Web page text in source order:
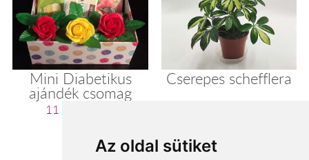
Az oldal sütiket
Mini Diabetikus
ajándék csomag
11 200 Ft-tól
Cserepes schefflera